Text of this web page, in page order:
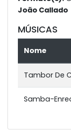
João Callado
MÚSICAS
Nome
Tambor De
Samba-